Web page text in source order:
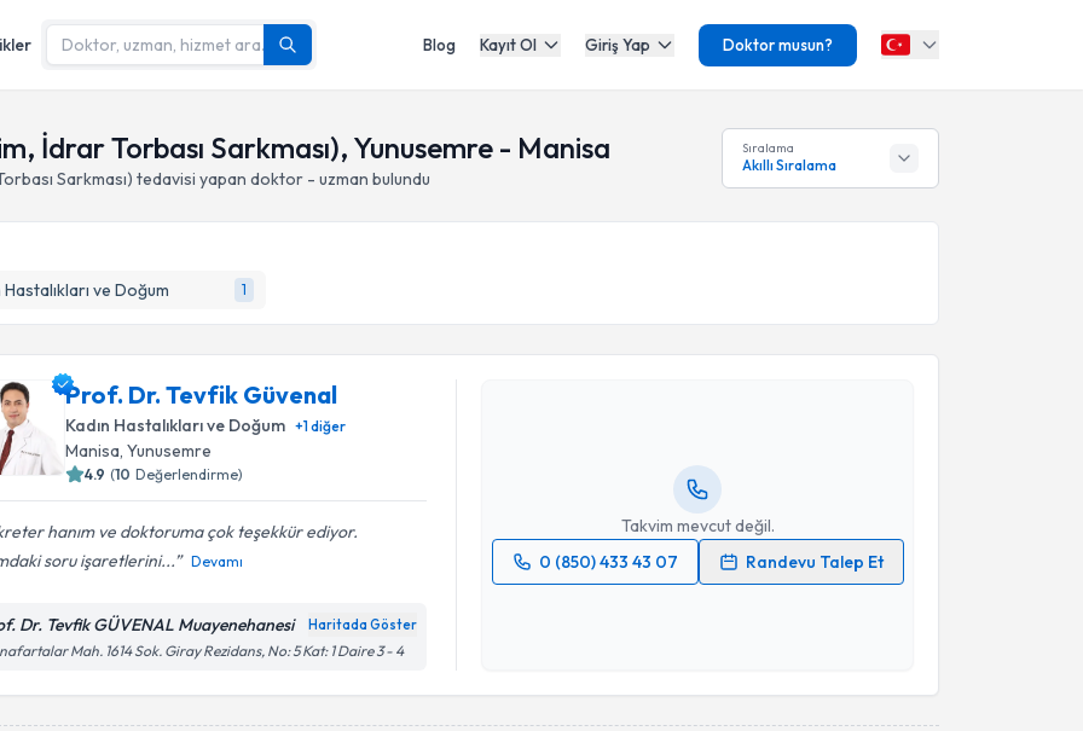
Blog Kayıt Ol Giriş Yap Doktor musun?
İdrar Torbası Sarkması), Yunusemre - Manisa
Sarkması) tedavisi yapan doktor - uzman bulundu
Sıralama
Akıllı Sıralama
Hastalıkları ve Doğum 1
Prof. Dr. Tevfik Güvenal
Kadın Hastalıkları ve Doğum +1diğer
Manisa, Yunusemre
4.9 (10 Değerlendirme)
hanım ve doktoruma çok teşekkür ediyor.
soru işaretlerini...
Devamı
Dr. Tevfik GÜVENAL Muayenehanesi Haritada Göster
Mah. 1614 Sok. Giray Rezidans, No: 5 Kat: 1 Daire 3 - 4
Takvim mevcut değil.
0 (850) 433 43 07
Randevu Talep Et
Prof. Dr. Tevfik Güvenal
Takvim Talebini Gönder